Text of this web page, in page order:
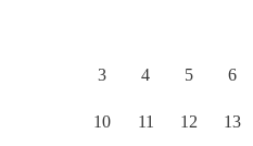
3 4 5 6
10 11 12 13